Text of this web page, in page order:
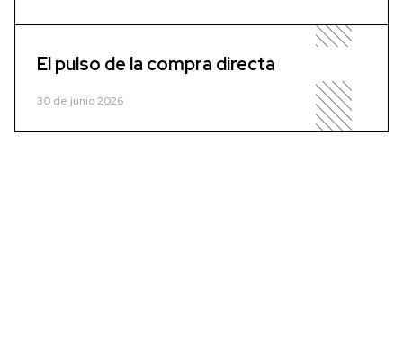
El pulso de la compra directa
30 de junio 2026